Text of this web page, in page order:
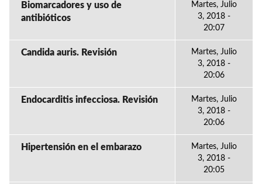
Biomarcadores y uso de
antibióticos
Martes, Julio
3, 2018 -
20:07
Candida auris. Revisión
Martes, Julio
3, 2018 -
20:06
Endocarditis infecciosa. Revisión
Martes, Julio
3, 2018 -
20:06
Hipertensión en el embarazo
Martes, Julio
3, 2018 -
20:05